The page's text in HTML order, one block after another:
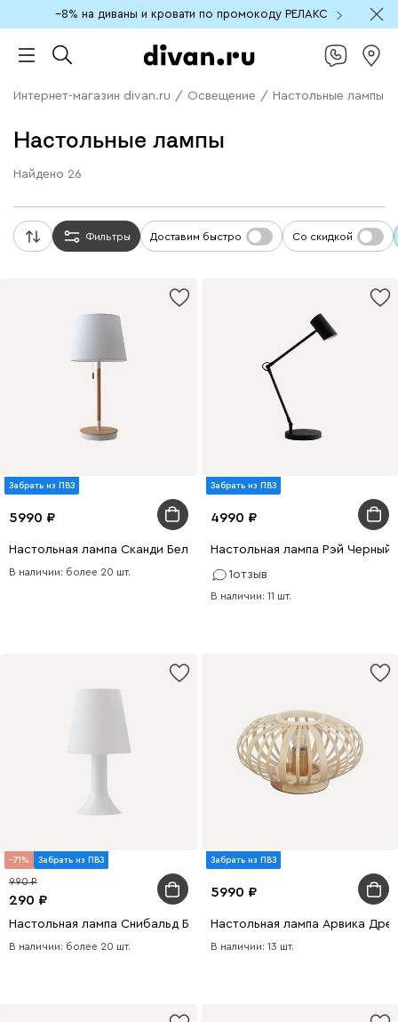
−8% на диваны и кровати по промокоду РЕЛАКС
Интернет-магазин divan.ru / Освещение / Настольные лампы
Настольные лампы
Найдено 26
Фильтры Доставим быстро Со скидкой
Забрать из ПВЗ
5990
Настольная лампа Сканди Белый
В наличии: более 20 шт.
Забрать из ПВЗ
4990
Настольная лампа Рэй Черный
1отзыв
В наличии: 11 шт.
71 Забрать из ПВЗ
290
990
Настольная лампа Снибальд Белый
В наличии: более 20 шт.
Забрать из ПВЗ
5990
Настольная лампа Арвика
В наличии: 13 шт.